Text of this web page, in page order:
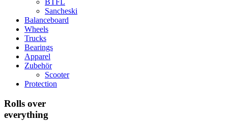
BTFL
Sancheski
Balanceboard
Wheels
Trucks
Bearings
Apparel
Zubehör
Scooter
Protection
Rolls over
everything